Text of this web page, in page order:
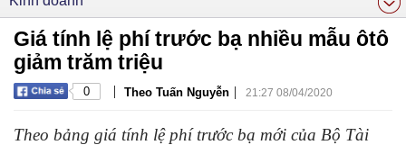
Giá tính lệ phí trước bạ nhiều mẫu ôtô
giảm trăm triệu
0 | Theo Tuấn Nguyễn | 21:27 08/04/2020
Theo bảng giá tính lệ phí trước bạ mới của Bộ Tài